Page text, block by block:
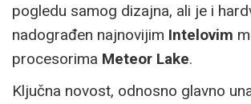
pogledu samog dizajna, ali je i
nadograđen najnovijim Intelovim
procesorima Meteor Lake.
Ključna novost, odnosno glavno